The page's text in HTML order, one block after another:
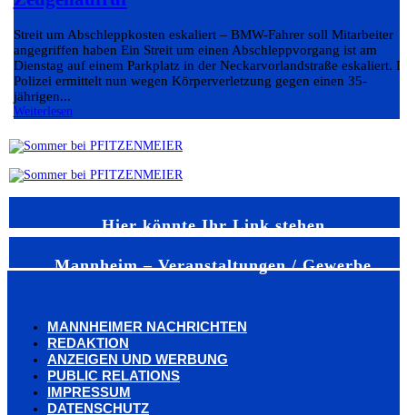
Streit um Abschleppkosten eskaliert – BMW-Fahrer soll Mitarbeiter
angegriffen haben Ein Streit um einen Abschleppvorgang ist am
Dienstag auf einem Parkplatz in der Neckarvorlandstraße eskaliert.
Polizei ermittelt nun wegen Körperverletzung gegen einen 35-
jährigen...
Weiterlesen
Hier könnte Ihr Link stehen
Mannheim – Veranstaltungen / Gewerbe
MANNHEIMER NACHRICHTEN
REDAKTION
ANZEIGEN UND WERBUNG
PUBLIC RELATIONS
IMPRESSUM
DATENSCHUTZ